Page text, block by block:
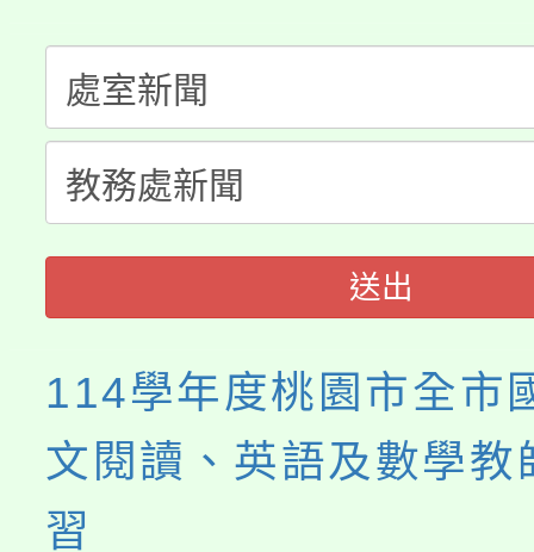
代理(課)教師甄選結果(
轉知中國文化大學推廣
《TA101》溝通分析基
程，歡迎學生輔導中心
心理、諮商輔導、社會
轉知苗栗縣政府辦理
縣市「校園短影音徵選
門員」簡章及活動海報
送出
114學年度桃園市全市
文閱讀、英語及數學教
習